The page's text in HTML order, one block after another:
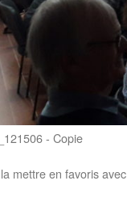
- Copie
mettre en favoris avec